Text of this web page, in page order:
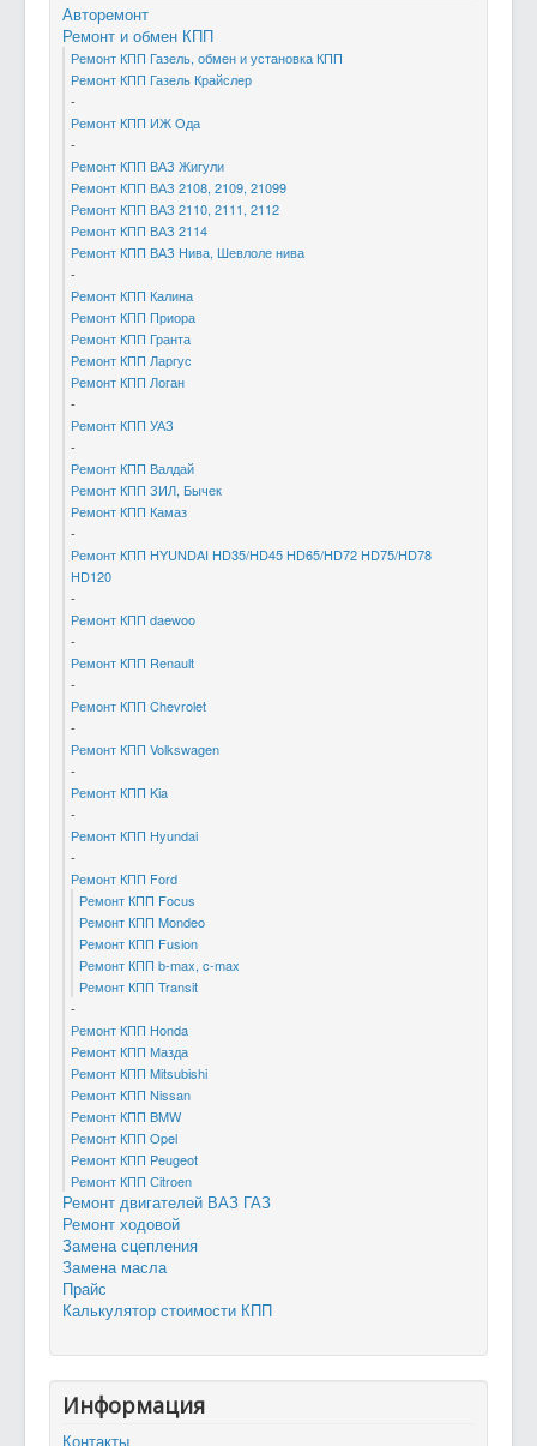
Авторемонт
Ремонт и обмен КПП
Ремонт КПП Газель, обмен и установка КПП
Ремонт КПП Газель Крайслер
-
Ремонт КПП ИЖ Ода
-
Ремонт КПП ВАЗ Жигули
Ремонт КПП ВАЗ 2108, 2109, 21099
Ремонт КПП ВАЗ 2110, 2111, 2112
Ремонт КПП ВАЗ 2114
Ремонт КПП ВАЗ Нива, Шевлоле нива
-
Ремонт КПП Калина
Ремонт КПП Приора
Ремонт КПП Гранта
Ремонт КПП Ларгус
Ремонт КПП Логан
-
Ремонт КПП УАЗ
-
Ремонт КПП Валдай
Ремонт КПП ЗИЛ, Бычек
Ремонт КПП Камаз
-
Ремонт КПП HYUNDAI HD35/HD45 HD65/HD72 HD75/HD78
HD120
-
Ремонт КПП daewoo
-
Ремонт КПП Renault
-
Ремонт КПП Chevrolet
-
Ремонт КПП Volkswagen
-
Ремонт КПП Kia
-
Ремонт КПП Hyundai
-
Ремонт КПП Ford
Ремонт КПП Focus
Ремонт КПП Mondeo
Ремонт КПП Fusion
Ремонт КПП b-max, c-max
Ремонт КПП Transit
-
Ремонт КПП Honda
Ремонт КПП Мазда
Ремонт КПП Mitsubishi
Ремонт КПП Nissan
Ремонт КПП BMW
Ремонт КПП Opel
Ремонт КПП Peugeot
Ремонт КПП Сitroen
Ремонт двигателей ВАЗ ГАЗ
Ремонт ходовой
Замена сцепления
Замена масла
Прайс
Калькулятор стоимости КПП
Информация
Контакты